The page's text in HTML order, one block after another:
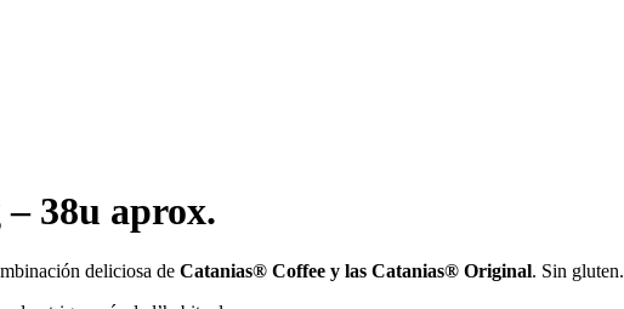
38u aprox.
deliciosa de Catanias® Coffee y las Catanias® Original. Sin gluten.